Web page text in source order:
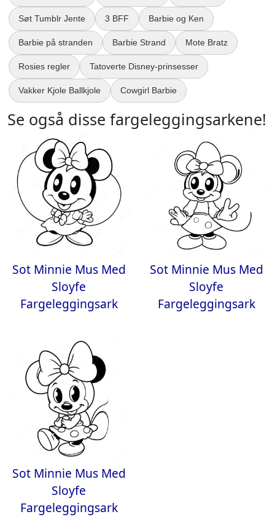
Søt Tumblr Jente 3 BFF Barbie og Ken
Barbie på stranden Barbie Strand Mote Bratz
Rosies regler Tatoverte Disney-prinsesser
Vakker Kjole Ballkjole Cowgirl Barbie
Se også disse fargeleggingsarkene!
Sot Minnie Mus Med
Sloyfe
Fargeleggingsark
Sot Minnie Mus Med
Sloyfe
Fargeleggingsark
Sot Minnie Mus Med
Sloyfe
Fargeleggingsark